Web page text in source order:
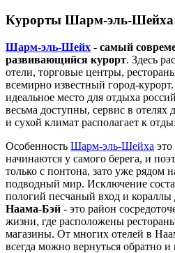
Курорты Шарм-эль-
Шарм-эль-Шейх - самый
развивающийся курорт. Здесь
отели, торговые центры,
всемирно известный город-курорт.
идеальное место для отдыха
весьма доступны, сервис в отелях
и сухой климат располагает к
Особенность Шарм-эль-Шейха
начинаются у самого берега, и
только с понтона, зато уже рядом
подводный мир. Исключение
пологий песчаный вход и
Наама-Бэй - это район
жизни, где расположены
магазины. От многих отелей в
всегда можно вернуться обратно и